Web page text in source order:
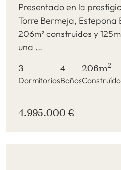
Presentado en la
Torre Bermeja, Estepona
206m² construidos y
una ...
3
Dormitorios
4
Baños
206m2
Construído
4.995.000 €